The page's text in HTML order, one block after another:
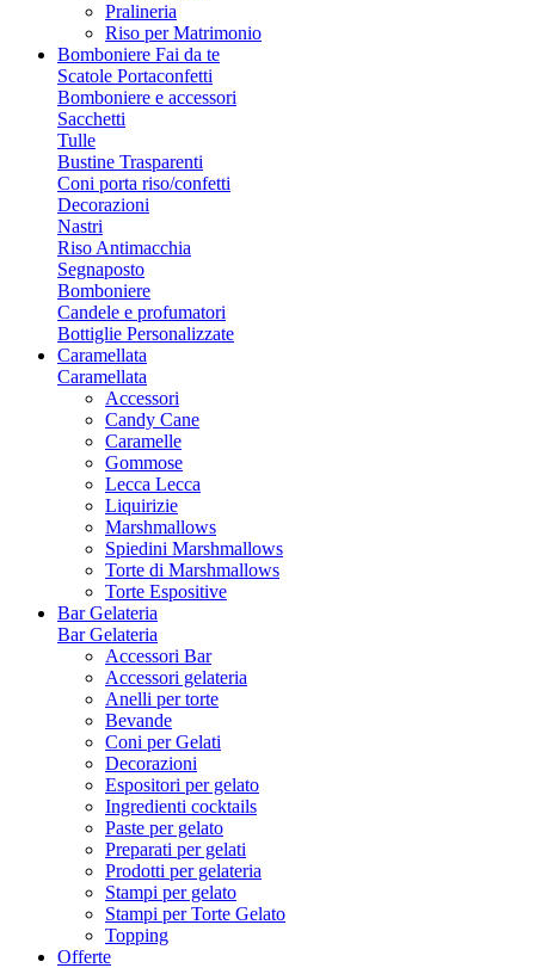
Pralineria
Riso per Matrimonio
Bomboniere Fai da te
Scatole Portaconfetti
Bomboniere e accessori
Sacchetti
Tulle
Bustine Trasparenti
Coni porta riso/confetti
Decorazioni
Nastri
Riso Antimacchia
Segnaposto
Bomboniere
Candele e profumatori
Bottiglie Personalizzate
Caramellata
Caramellata
Accessori
Candy Cane
Caramelle
Gommose
Lecca Lecca
Liquirizie
Marshmallows
Spiedini Marshmallows
Torte di Marshmallows
Torte Espositive
Bar Gelateria
Bar Gelateria
Accessori Bar
Accessori gelateria
Anelli per torte
Bevande
Coni per Gelati
Decorazioni
Espositori per gelato
Ingredienti cocktails
Paste per gelato
Preparati per gelati
Prodotti per gelateria
Stampi per gelato
Stampi per Torte Gelato
Topping
Offerte